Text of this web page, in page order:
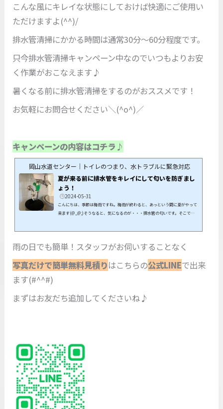
こんな風にキレイな状態にしておけば快適にご使用い
ただけますよ(^^)/
排水管清掃にかかる時間は通常30分～60分程度です。
只今排水管清掃キャンペーン中なのでいつもよりお安
く作業がおこなえます♪
暑くなる前に排水管清掃をするのがおススメです！
お気軽にお問合せください＼(^o^)／
キャンペーンの内容はコチラ♪
岡山水道センター｜トイレのつまり、水トラブルに緊急対応
夏が来る前に排水管をキレイにして匂いを防ぎまし
ょう！
2024-05-31
こんにちは、季節は梅雨ですね。梅雨が終わると、あっという間に夏がやって
来ます(＠_＠;)そうなると、気になるのが・・・排水管の匂いです。そこで上
因は、「排水の奥の詰まり」です。では何故詰まるのでしょうか？そこには排
の蛇...
雨の日でも簡単！スタッフがお伺いすることなく
写真だけで簡単無料見積りはこちらの公式LINEで出来
ます(#^^#)
まずはお友だち追加してくださいね♪